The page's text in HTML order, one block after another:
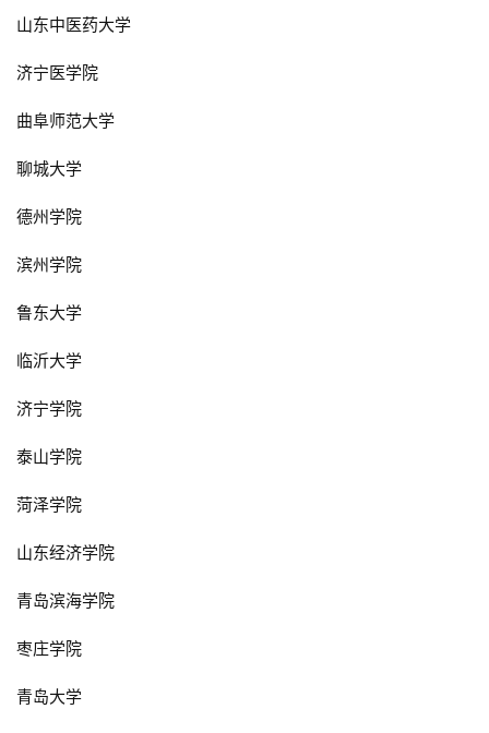
山东中医药大学
济宁医学院
曲阜师范大学
聊城大学
德州学院
滨州学院
鲁东大学
临沂大学
济宁学院
泰山学院
菏泽学院
山东经济学院
青岛滨海学院
枣庄学院
青岛大学